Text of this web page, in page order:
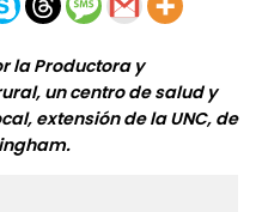
la Productora y
un centro de salud y
extensión de la UNC, de